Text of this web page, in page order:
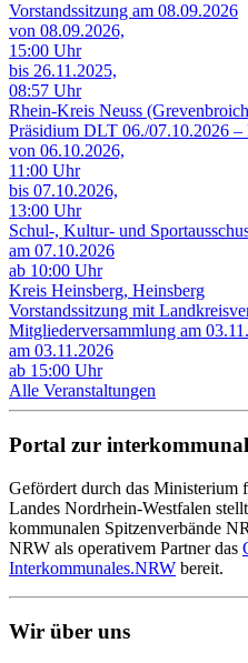
Vorstandssitzung am 08.09.2026
von 08.09.2026,
15:00 Uhr
bis 26.11.2025,
08:57 Uhr
Rhein-Kreis Neuss
Präsidium DLT 06./07.10.2026 –
von 06.10.2026,
11:00 Uhr
bis 07.10.2026,
13:00 Uhr
Schul-, Kultur- und
am 07.10.2026
ab 10:00 Uhr
Kreis Heinsberg, Heinsberg
Vorstandssitzung mit
Mitgliederversammlung am
am 03.11.2026
ab 15:00 Uhr
Alle Veranstaltungen
Portal zur
Gefördert durch das Ministerium
Landes Nordrhein-Westfalen
kommunalen Spitzenverbände
NRW als operativem Partner das
Interkommunales.NRW bereit.
Wir über uns